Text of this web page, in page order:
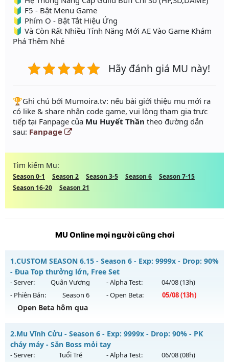
🔰 F5 - Bật Menu Game
🔰 Phím O - Bật Tắt Hiệu Ứng
🔰 Và Còn Rất Nhiều Tính Năng Mới AE Vào Game Khám
Phá Thêm Nhé
Hãy đánh giá MU này!
️🏆Ghi chú bởi Mumoira.tv: nếu bài giới thiệu mu mới ra
có like & share nhận code game, vui lòng tham gia trực
tiếp tại Fanpage của Mu Huyết Thần theo đường dẫn
sau: Fanpage
Tìm kiếm Mu:
Season 0-1 Season 2 Season 3-5 Season 6
Season 7-15
Season 16-20
Season 21
MU Online mọi người cũng chơi
1.CUSTOM SEASON 6.15 - Season 6 - Exp: 9999x - Drop: 90%
- Đua Top thưởng lớn, Free Set
- Server: Quân Vương - Alpha Test: 04/08(13h)
- Phiên Bản:
Season 6 - Open Beta: 05/08(13h)
Open Beta hôm qua
CUSTOM SEASON 6.15 - Đua Top thưởng lớn, Free Set
Mu mới ra tháng 08 2026 - Mở máy chủ
13h ngày 05/08/2626
2.Mu Vĩnh Cửu - Season 6 - Exp: 9999x - Drop: 90% - PK
cháy máy - Săn Boss mỏi tay
- Server: Tuổi Trẻ - Alpha Test: 06/08(08h)